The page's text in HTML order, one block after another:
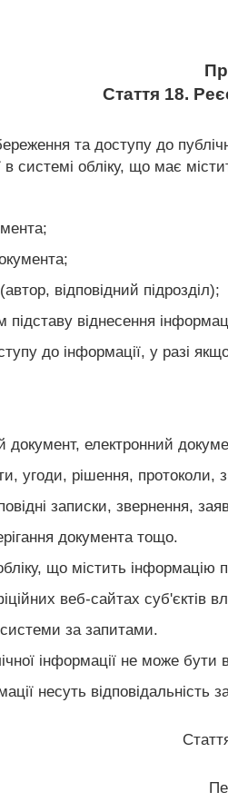
Стаття 18.
та доступу до
в системі обліку, що має
відповідний підрозділ);
віднесення
до інформації, у разі
документ, електронний
угоди, рішення, протоколи,
записки, звернення,
документа тощо.
що містить
веб-сайтах суб'єктів
за запитами.
інформації не може бути
несуть відповідальність